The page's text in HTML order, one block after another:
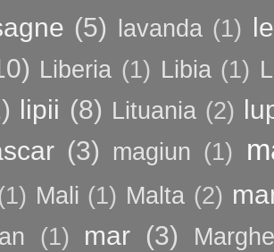
(5) lavanda (1)
Liberia (1) Libia (1)
lipii (8) Lituania (2)
(3) magiun (1)
Mali (1) Malta (2)
(1) mar (3)